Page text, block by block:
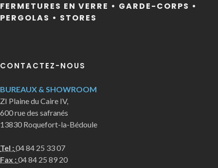
FERMETURES EN VERRE • GARDE-CORPS •
PERGOLAS • STORES
CONTACTEZ-NOUS
BUREAUX & SHOWROOM
ZI Plaine du Caire IV,
600 rue des safranés
13830 Roquefort-la-Bédoule
Tel :04 84 25 33 07
Fax :04 84 25 89 20